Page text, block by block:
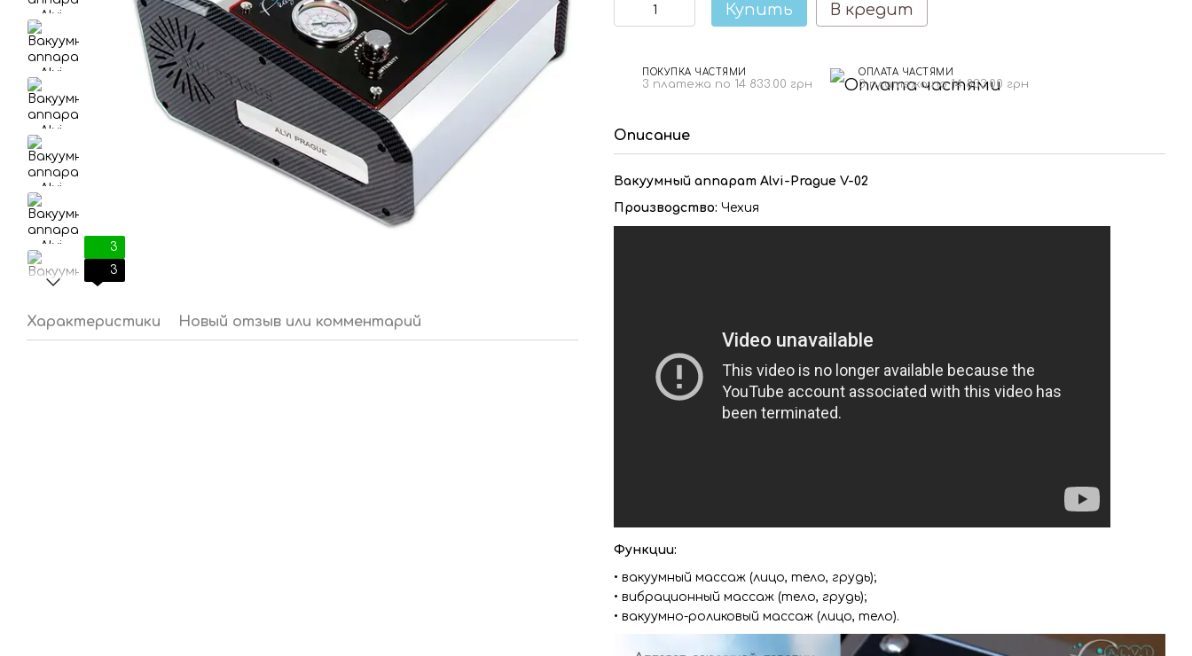
3
3
Характеристики Новый отзыв или комментарий
Купить В кредит
ПОКУПКА ЧАСТЯМИ
3 платежа по 14 833.00 грн
ОПЛАТА ЧАСТЯМИ
3 платежа по 14 833.00 грн
Описание
Вакуумный аппарат Alvi-Prague V-02
Производство: Чехия
Функции:
• вакуумный массаж (лицо, тело, грудь);
• вибрационный массаж (тело, грудь);
• вакуумно-роликовый массаж (лицо, тело).